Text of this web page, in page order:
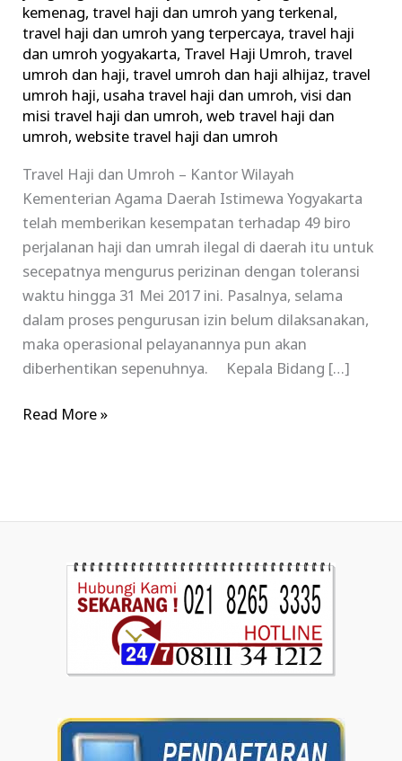
kemenag,travel haji dan umroh yang terkenal,
travel haji dan umroh yang terpercaya,travel haji
dan umroh yogyakarta, Travel Haji Umroh,travel
umroh dan haji,travel umroh dan haji alhijaz,travel
umroh haji, usaha travel haji dan umroh,visi dan
misi travel haji dan umroh,web travel haji dan
umroh,website travel haji dan umroh
Travel Haji dan Umroh – Kantor Wilayah
Kementerian Agama Daerah Istimewa Yogyakarta
telah memberikan kesempatan terhadap 49 biro
perjalanan haji dan umrah ilegal di daerah itu untuk
secepatnya mengurus perizinan dengan toleransi
waktu hingga 31 Mei 2017 ini. Pasalnya, selama
dalam proses pengurusan izin belum dilaksanakan,
maka operasional pelayanannya pun akan
diberhentikan sepenuhnya. Kepala Bidang […]
Read More »